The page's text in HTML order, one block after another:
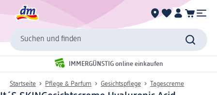
Suchen und finden
IMMERGÜNSTIG online einkaufen
Startseite Pflege & Parfum Gesichtspflege Tagescreme